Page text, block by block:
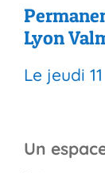
Lyon
Le jeudi
Un